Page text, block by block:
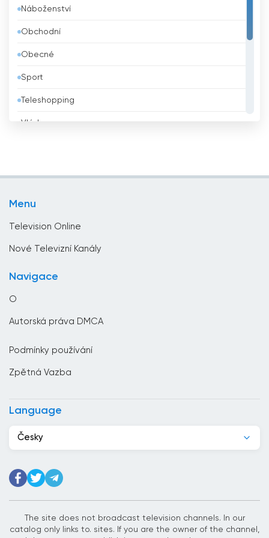
Belize
Bělorusko
Benin
Bhútán
Bolívie
Čínská republika
Ekvádor
Etiopie
Náboženství
Obchodní
Obecné
Sport
Teleshopping
Vláda
Menu
Television Online
Nové Televizní Kanály
Navigace
O
Autorská práva DMCA
Podmínky používání
Zpětná Vazba
Language
Česky
The site does not broadcast television channels. In our
catalog only links to. sites. If you are the owner of the channel,